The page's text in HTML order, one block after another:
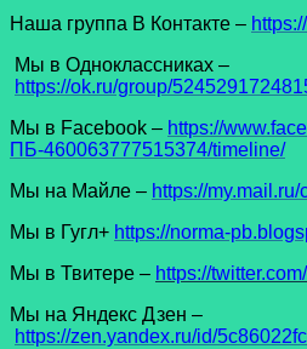
Наша группа В Контакте –
Мы в Одноклассниках –
https://ok.ru/group/
Мы в Facеbook – https://
ПБ-460063777515374/timeline/
Мы на Майле – https://
Мы в Гугл+ https://norma-
Мы в Твитере – https://
Мы на Яндекс Дзен –
https://zen.yandex.ru/id/